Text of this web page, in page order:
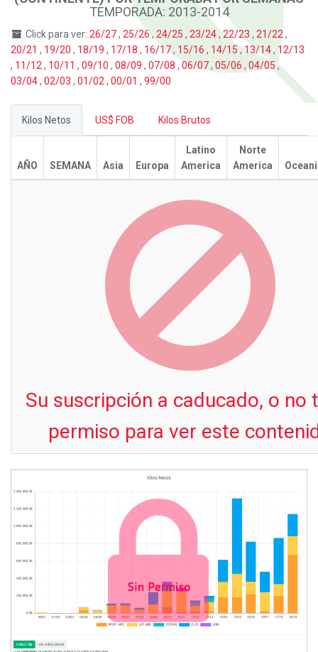
TEMPORADA: 2013-2014
Click para ver: 26/27, 25/26, 24/25 , 23/24,22/23 , 21/22 ,
20/21 , 19/20 , 18/19 , 17/18 , 16/17, 15/16 , 14/15 ,13/14, 12/13
, 11/12 , 10/11 , 09/10 , 08/09 , 07/08 , 06/07, 05/06 , 04/05 ,
03/04, 02/03 , 01/02 , 00/01 , 99/00
Kilos Netos US$ FOB Kilos Brutos
AÑO SEMANA Asia Europa
Latino
America
Norte
America
Su suscripción a caducado, o no
permiso para ver este